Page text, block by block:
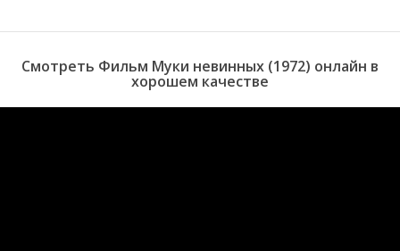
Смотреть Фильм Муки невинных (1972) онлайн в
хорошем качестве